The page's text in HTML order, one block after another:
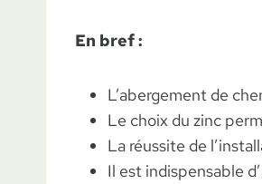
En bref :
L’abergement de
Le choix du zinc
La réussite de
Il est indispensable